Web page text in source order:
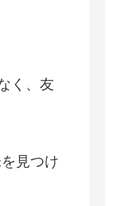
く、友
見つけ